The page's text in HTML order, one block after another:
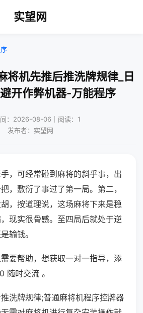
实望网
将机先推后推洗牌规律_日
开作弊机器-万能程序
：2026-08-06｜阅读：1
发布者：实望网
，可经常碰到麻将的斜乎事，出
，敷衍了事过了第一局。第二，
，按道理说，这场麻将下来是稳
现实很骨感。至四局后就处于逆
输钱。
要帮助，想获取一对一指导，添
随时交流 。
洗牌规律;普通麻将机程序控牌器